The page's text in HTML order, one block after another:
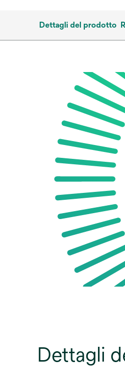
Dettagli del prodotto
Dettagli